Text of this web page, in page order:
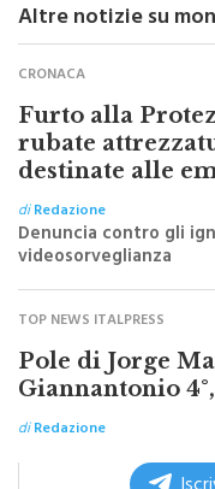
CRONACA
Furto alla
rubate
destinate alle
diRedazione
Denuncia contro gli
videosorveglianza
TOP NEWS ITALPRESS
Pole di Jorge
Giannantonio
diRedazione